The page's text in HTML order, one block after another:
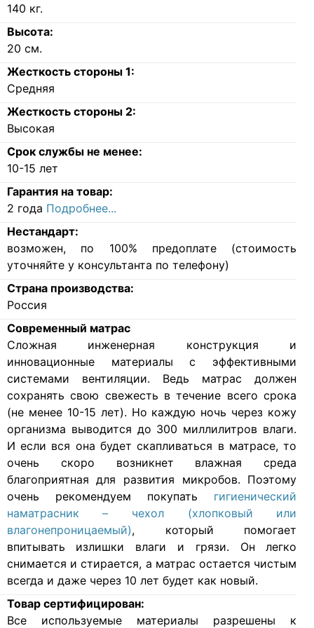
140 кг.
Высота:
20 см.
Жесткость стороны 1:
Средняя
Жесткость стороны 2:
Высокая
Срок службы не менее:
10-15 лет
Гарантия на товар:
2 года Подробнее...
Нестандарт:
возможен, по 100% предоплате (стоимость
уточняйте у консультанта по телефону)
Страна производства:
Россия
Современный матрас
Cложная инженерная конструкция и
инновационные материалы с эффективными
системами вентиляции. Ведь матрас должен
сохранять свою свежесть в течение всего срока
(не менее 10-15 лет). Но каждую ночь через кожу
организма выводится до 300 миллилитров влаги.
И если вся она будет скапливаться в матрасе, то
очень скоро возникнет влажная среда
благоприятная для развития микробов. Поэтому
очень рекомендуем покупать гигиенический
наматрасник – чехол (хлопковый или
влагонепроницаемый), который помогает
впитывать излишки влаги и грязи. Он легко
снимается и стирается, а матрас остается чистым
всегда и даже через 10 лет будет как новый.
Товар сертифицирован:
Все используемые материалы разрешены к